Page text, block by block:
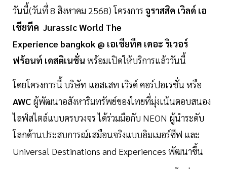
วันนี้(วันที่ 8 สิงหาคม 2568) โครงการ จูราสสิค เวิลด์ เอ
เชียทีค JurassicWorld The
Experience bangkok @ เอเชียทีค เดอะ ริเวอร์
ฟร้อนท์ เดสติเนชั่น พร้อมเปิดให้บริการแล้ววันนี้
โดยโครงการนี้ บริษัท แอสเสท เวิรด์ คอร์ปอเรชั่น หรือ
AWC ผู้พัฒนาอสังหาริมทรัพย์ของไทยที่มุ่งเน้นตอบสนอง
ไลฟ์สไตล์แบบครบวงจร ได้ร่วมมือกับ NEON ผู้นำระดับ
โลกด้านประสบการณ์เสมือนจริงแบบอิมเมอร์ซีฟ และ
Universal Destinations and Experiences พัฒนาขึ้น